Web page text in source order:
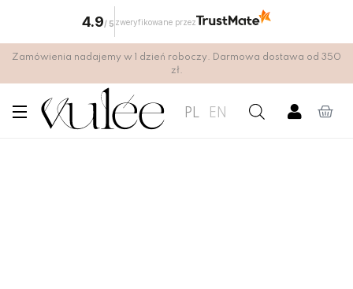
Zamówienia nadajemy w 1 dzień roboczy. Darmowa dostawa od 350
zł.
PL EN
4.9/ 5 zweryfikowane przez